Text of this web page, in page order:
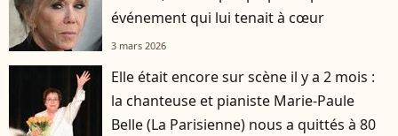
événement qui lui tenait à cœur
3 mars 2026
Elle était encore sur scène il y a 2 mois :
la chanteuse et pianiste Marie-Paule
Belle (La Parisienne) nous a quittés à 80